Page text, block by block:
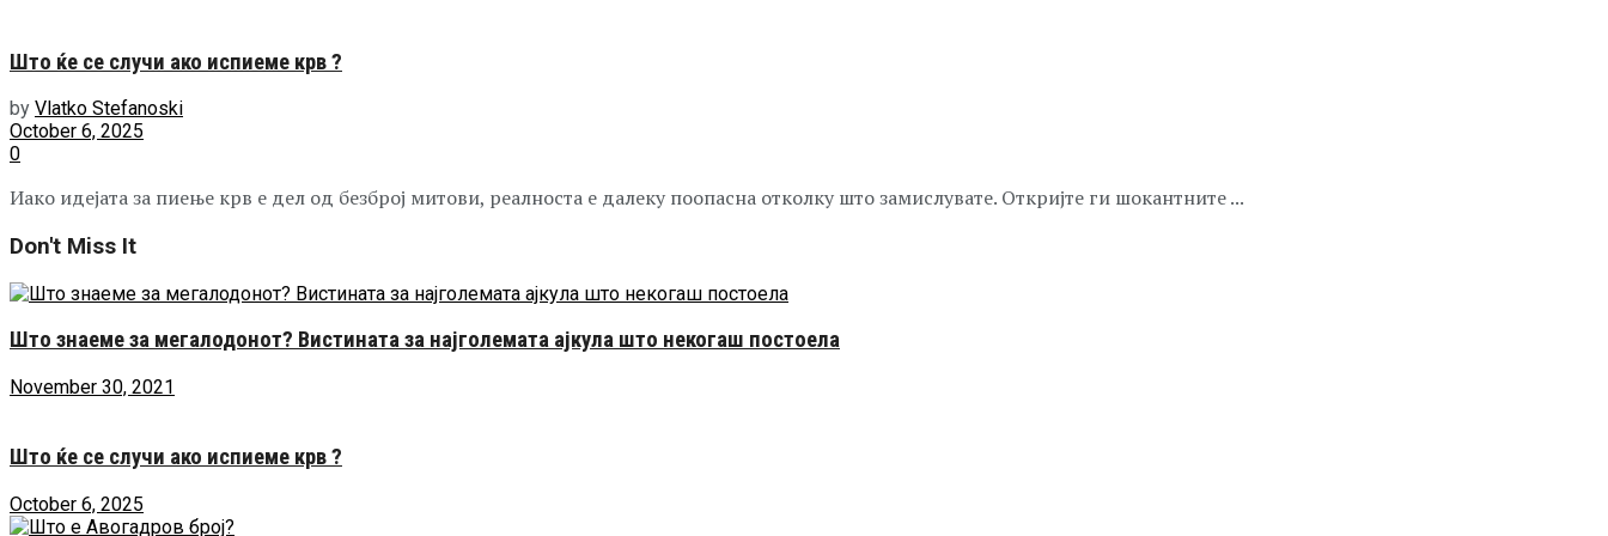
Што ќе се случи ако испиеме крв ?
by Vlatko Stefanoski
October 6, 2025
0
Иако идејата за пиење крв е дел од безброј митови, реалноста е далеку поопасна отколку што замислувате. Откријте ги шокантните ...
Don't Miss It
Што знаеме за мегалодонот? Вистината за најголемата ајкула што некогаш постоела
November 30, 2021
Што ќе се случи ако испиеме крв ?
October 6, 2025